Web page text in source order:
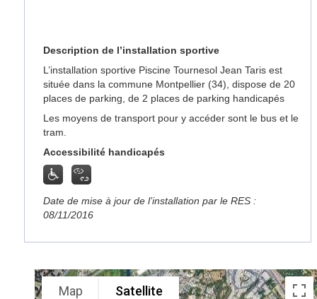
Description de l’installation sportive
L’installation sportive Piscine Tournesol Jean Taris est
située dans la commune Montpellier (34), dispose de 20
places de parking, de 2 places de parking handicapés
Les moyens de transport pour y accéder sont le bus et le
tram.
Accessibilité handicapés
Date de mise à jour de l’installation par le RES :
08/11/2016
Map Satellite